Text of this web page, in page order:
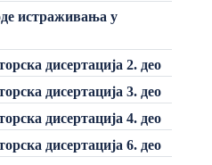
истраживања у
дисертација 2. део
дисертација 3. део
дисертација 4. део
дисертација 6. део